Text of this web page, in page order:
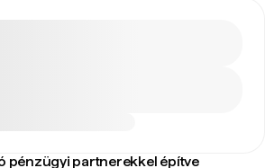
pénzügyi partnerekkel építve